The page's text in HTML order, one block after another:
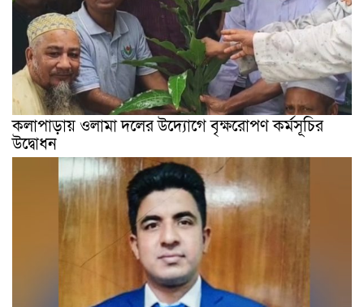
কলাপাড়ায় ওলামা দলের উদ্যোগে বৃক্ষরোপণ কর্মসূচির
উদ্বোধন